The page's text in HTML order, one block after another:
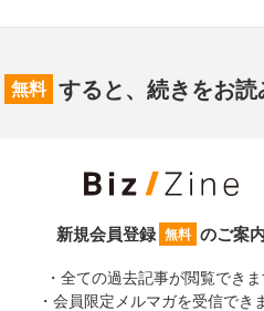
無料 すると、続きをお
新規会員登録 無料 のご案内
・全ての過去記事が閲覧でき
・会員限定メルマガを受信でき